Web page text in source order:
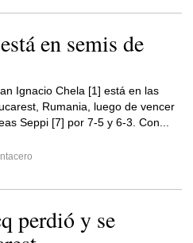
en semis de
Ignacio Chela [1] está en las
Rumania, luego de vencer
Seppi [7] por 7-5 y 6-3. Con...
perdió y se